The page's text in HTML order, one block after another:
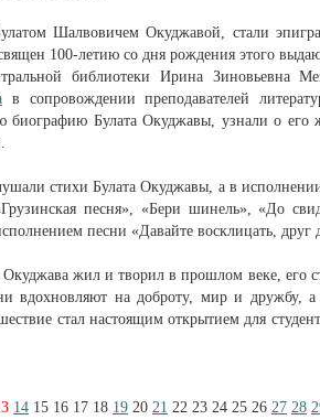
Шалвовичем Окуджавой, стали
100-летию со дня рождения этого
библиотеки Ирина Зиновьевна
в сопровождении преподавателей
биографию Булата Окуджавы, узнали о
стихи Булата Окуджавы, а в
песня», «Бери шинель», «До
песни «Давайте восклицать, друг
Окуджава жил и творил в прошлом веке, его
вдохновляют на доброту, мир и дружбу, а
стал настоящим открытием для
14 15 16 17 18 19 20 21 22 23 24 25 26 27 28